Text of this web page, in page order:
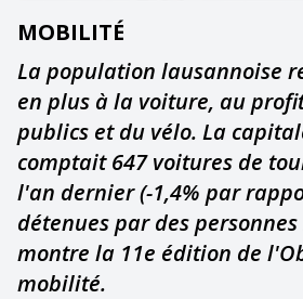
MOBILITÉ
La population lausannoise
en plus à la voiture, au
publics et du vélo. La
comptait 647 voitures de
l'an dernier (-1,4% par
détenues par des
montre la 11e édition de
mobilité.